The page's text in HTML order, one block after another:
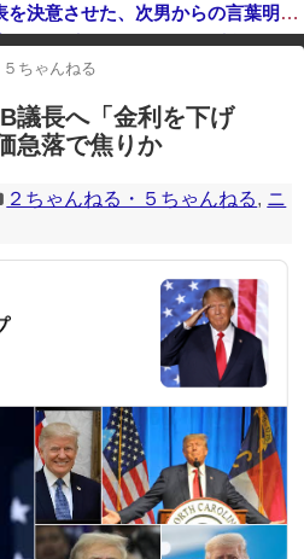
広末涼子が活動再開 病名公表を決意させた、次男からの言葉明かす
30代住宅ローンで、内閣府試算
ったり、サイト全体のレイアウトが崩れ
ちゃんねる
議長へ「金利を下げ
落で焦りか
２ちゃんねる・５ちゃんねる, ニ